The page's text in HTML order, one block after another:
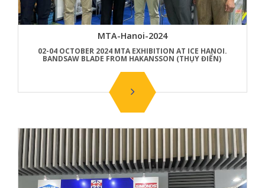
MTA-Hanoi-2024
02-04 OCTOBER 2024 MTA EXHIBITION AT ICE HANOI.
BANDSAW BLADE FROM HAKANSSON (THỤY ĐIỂN)